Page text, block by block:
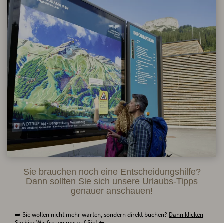
Sie brauchen noch eine Entscheidungshilfe?
Dann sollten Sie sich unsere Urlaubs-Tipps
genauer anschauen!
➡️ Sie wollen nicht mehr warten, sondern direkt buchen? Dann klicken